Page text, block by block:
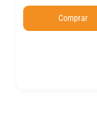
Comprar